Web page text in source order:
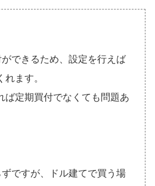
できるため、設定を行えば
ます。
ば定期買付でなくても問題あ
ですが、ドル建てで買う場